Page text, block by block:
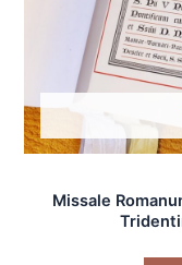
Missale